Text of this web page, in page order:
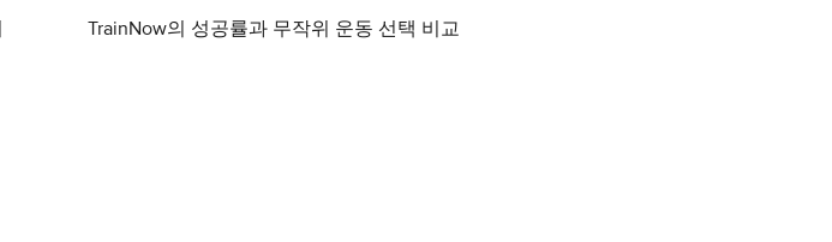
TrainNow의 성공률과 무작위 운동 선택 비교